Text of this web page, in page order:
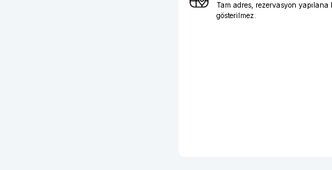
Tam adres, rezervasyon yapılana
gösterilmez.